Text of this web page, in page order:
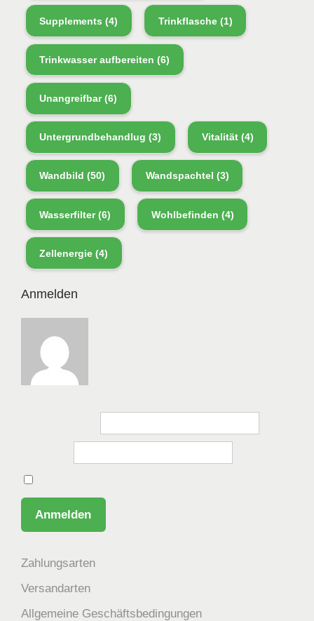
Supplements (4) Trinkflasche(1)
Trinkwasser aufbereiten (6)
Unangreifbar(6)
Untergrundbehandlug (3) Vitalität(4)
Wandbild (50) Wandspachtel (3)
Wasserfilter(6) Wohlbefinden (4)
Zellenergie (4)
Anmelden
Zahlungsarten
Versandarten
Allgemeine Geschäftsbedingungen